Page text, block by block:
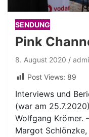
SENDUNG
Pink
8. August 2020
Post Views: 89
Interviews und
(war am
Wolfgang Krömer.
Margot